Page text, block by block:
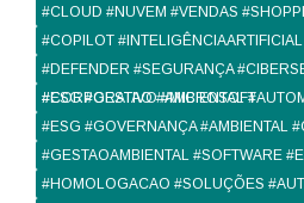
#CLOUD #NUVEM #VENDAS
#COPILOT
#DEFENDER #SEGURANÇA
#CORPORATIVO #MICROSOFT
#ESG #GESTAO #AMBIENTAL
#ESG #GOVERNANÇA #AMBIENTAL
#GESTAOAMBIENTAL #SOFTWARE
#HOMOLOGACAO #SOLUÇÕES